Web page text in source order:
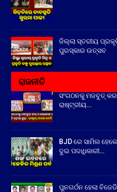
ଜିଲ୍ଲା ସ୍ତରୀୟ
ପୁରସ୍କାର ଉତ୍ସବ
ରାଜନୀତି
ସଂଗଠନକୁ ମଜବୁତ୍
ରାଷ୍ଟ୍ରୀୟ…
BJD ରେ ସାମିଲ
ଦୁଇ ପଦାଧିକାରୀ…
ପୁନଗର୍ଠନ ହେଲା